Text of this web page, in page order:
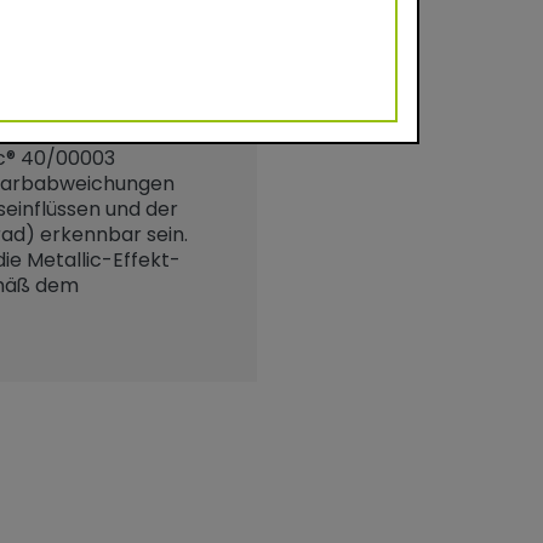
40/00003
und der
erkennbar sein.
Metallic-Effekt-
dem